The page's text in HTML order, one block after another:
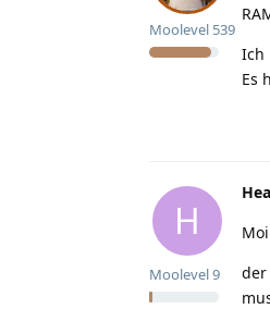
Moolevel 539
Ich
Es
H
Moolevel9
der